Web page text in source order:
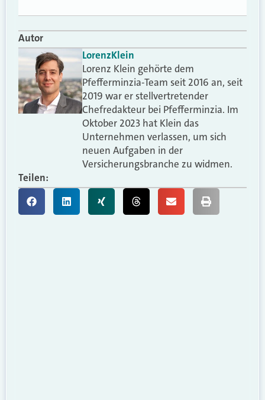
Autor
LorenzKlein
Lorenz Klein gehörte dem
Pfefferminzia-Team seit 2016 an, seit
2019 war er stellvertretender
Chefredakteur bei Pfefferminzia. Im
Oktober 2023 hat Klein das
Unternehmen verlassen, um sich
neuen Aufgaben in der
Versicherungsbranche zu widmen.
Teilen: